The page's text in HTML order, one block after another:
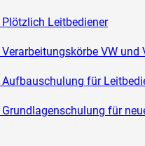
Plötzlich Leitbediener
Verarbeitungskörbe VW und
Aufbauschulung für
Grundlagenschulung für